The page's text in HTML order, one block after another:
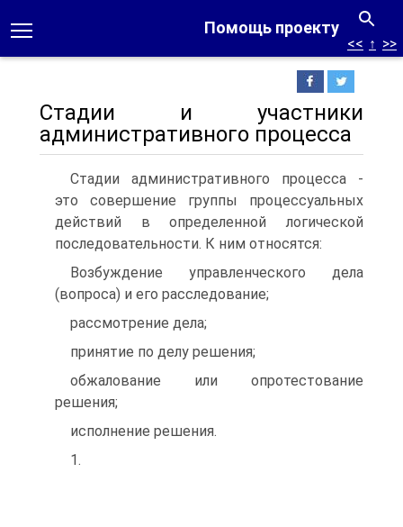
Помощь проекту
<< ↑ >>
Стадии и участники
административного процесса
Стадии административного процесса -
это совершение группы процессуальных
действий в определенной логической
последовательности. К ним относятся:
Возбуждение управленческого дела
(вопроса) и его расследование;
рассмотрение дела;
принятие по делу решения;
обжалование или опротестование
решения;
исполнение решения.
1.